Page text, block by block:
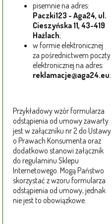
pisemnie na adres:
Paczki123 - Aga24, ul.
Cieszyńska 11, 43-419
Hażlach;
w formie elektronicznej
za pośrednictwem poczty
elektronicznej na adres:
reklamacje@aga24.eu;
Przykładowy wzór formularza
odstąpienia od umowy zawarty
jest w załączniku nr 2 do Ustawy
o Prawach Konsumenta oraz
dodatkowo stanowi załącznik
do regulaminu Sklepu
Internetowego. Mogą Państwo
skorzystać z wzoru formularza
odstąpienia od umowy, jednak
nie jest to obowiązkowe.